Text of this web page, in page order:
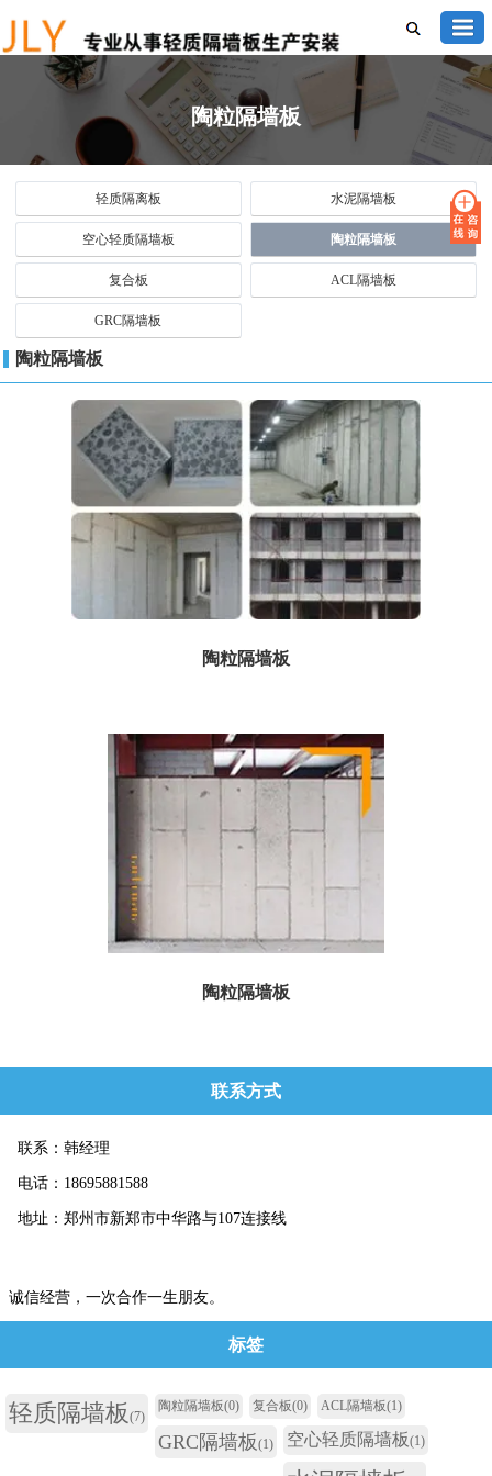
陶粒隔墙板
轻质隔离板 水泥隔墙板
空心轻质隔墙板 陶粒隔墙板
复合板 ACL隔墙板
GRC隔墙板
陶粒隔墙板
陶粒隔墙板
陶粒隔墙板
联系方式
联系：韩经理
电话：18695881588
地址：郑州市新郑市中华路与107连接线
诚信经营，一次合作一生朋友。
标签
轻质隔墙板 (7)
陶粒隔墙板(0) 复合板(0) ACL隔墙板(1)
GRC隔墙板(1) 空心轻质隔墙板(1)